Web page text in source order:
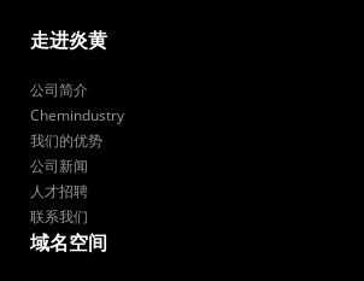
走进炎黄
公司简介
Chemindustry
我们的优势
公司新闻
人才招聘
联系我们
域名空间